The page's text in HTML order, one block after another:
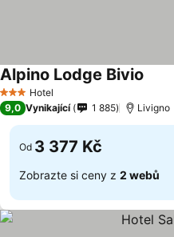
3 Počet hvězdiček
Hotel
Alpino Lodge Bivio
9,0 Vynikající 1 885 Livigno
Od 3 377 Kč
Zobrazte si ceny z 2 webů